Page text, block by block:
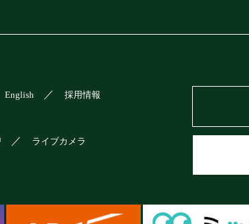
English 採用情報
ライブカメラ